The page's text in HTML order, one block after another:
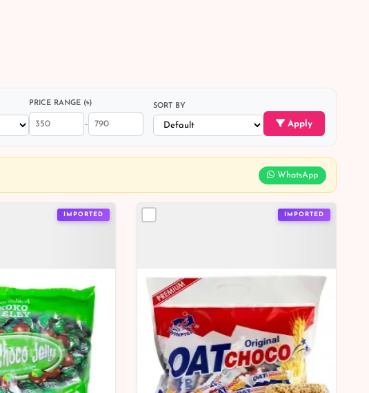
PRICE RANGE (৳)
–
SORT BY
Apply
WhatsApp
IMPORTED IMPORTED